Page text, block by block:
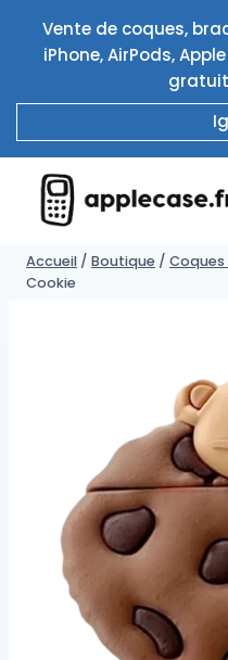
contenu
Vente de coques,
iPhone, AirPods,
Accueil / Boutique / Coques
Cookie